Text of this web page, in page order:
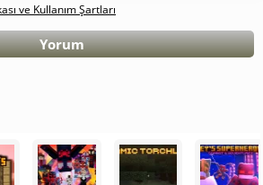
ve Kullanım Şartları
Yorum